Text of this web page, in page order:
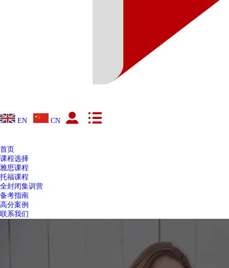
EN CN
首页
课程选择
雅思课程
托福课程
全封闭集训营
备考指南
高分案例
联系我们